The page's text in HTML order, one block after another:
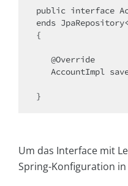
public interface
ends
{
}
Um das Interface mit
Spring-Konfiguration in